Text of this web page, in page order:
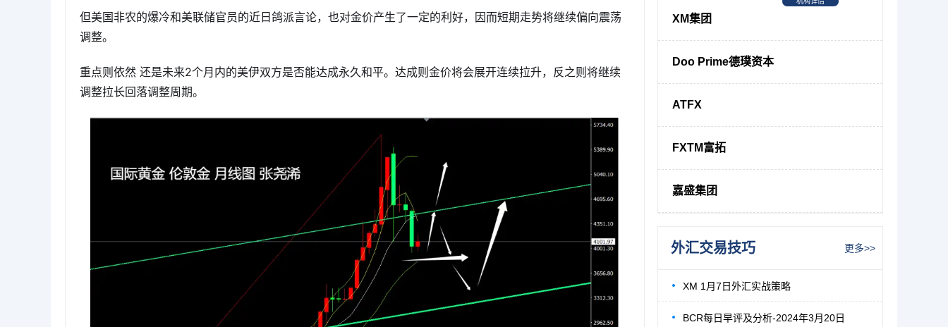
但美国非农的爆冷和美联储官员的近日鸽派言论，也对金价产生了一定的利好，因而短期走势将继续偏向震荡
调整。
重点则依然 还是未来2个月内的美伊双方是否能达成永久和平。达成则金价将会展开连续拉升，反之则将继续
调整拉长回落调整周期。
XM集团
Doo Prime德璞资本
ATFX
FXTM富拓
嘉盛集团
外汇交易技巧 更多>>
XM 1月7日外汇实战策略
BCR每日早评及分析-2024年3月20日